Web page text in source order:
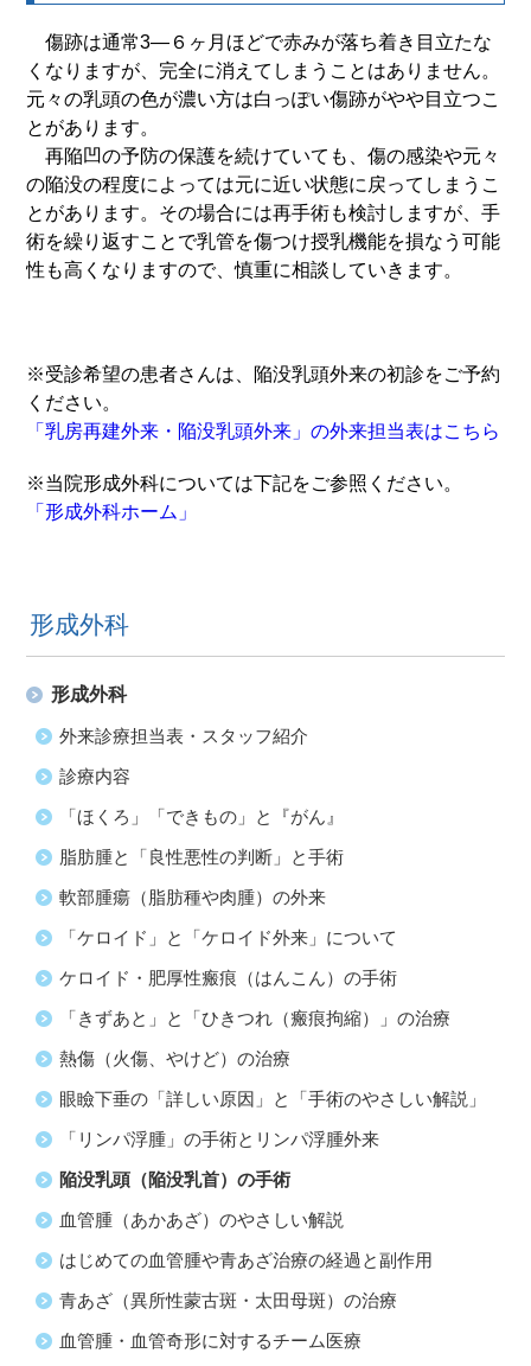
傷跡は通常3—６ヶ月ほどで赤みが落ち着き目立たな
くなりますが、完全に消えてしまうことはありません。
元々の乳頭の色が濃い方は白っぽい傷跡がやや目立つこ
とがあります。
再陥凹の予防の保護を続けていても、傷の感染や元々
の陥没の程度によっては元に近い状態に戻ってしまうこ
とがあります。その場合には再手術も検討しますが、手
術を繰り返すことで乳管を傷つけ授乳機能を損なう可能
性も高くなりますので、慎重に相談していきます。
※受診希望の患者さんは、陥没乳頭外来の初診をご予約
ください。
「乳房再建外来・陥没乳頭外来」の外来担当表はこちら
※当院形成外科については下記をご参照ください。
「形成外科ホーム」
形成外科
形成外科
外来診療担当表・スタッフ紹介
診療内容
「ほくろ」「できもの」と『がん』
脂肪腫と「良性悪性の判断」と手術
軟部腫瘍（脂肪種や肉腫）の外来
「ケロイド」と「ケロイド外来」について
ケロイド・肥厚性瘢痕（はんこん）の手術
「きずあと」と「ひきつれ（瘢痕拘縮）」の治療
熱傷（火傷、やけど）の治療
眼瞼下垂の「詳しい原因」と「手術のやさしい解説」
「リンパ浮腫」の手術とリンパ浮腫外来
陥没乳頭（陥没乳首）の手術
血管腫（あかあざ）のやさしい解説
はじめての血管腫や青あざ治療の経過と副作用
青あざ（異所性蒙古斑・太田母斑）の治療
血管腫・血管奇形に対するチーム医療